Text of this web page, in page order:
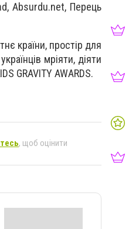
Absurdu.net, Перець
країни, простір для
мріяти, діяти
GRAVITY AWARDS.
, щоб оцінити